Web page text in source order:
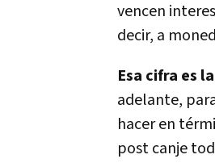
vencen
decir, a
Esa cifra es
adelante,
hacer en
post canje